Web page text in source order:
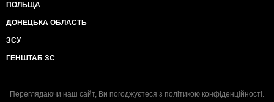
ПОЛЬЩА
ДОНЕЦЬКА ОБЛАСТЬ
ЗСУ
ГЕНШТАБ ЗС
Переглядаючи наш сайт, Ви погоджуєтеся з політикою конфіденційності.